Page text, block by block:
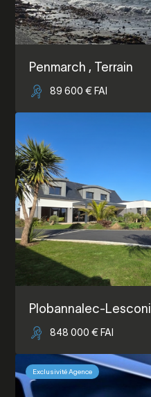
Penmarch , Terrain
89 600 € FAI
Plobannalec-Lesconil
848 000 € FAI
Exclusivité Agence